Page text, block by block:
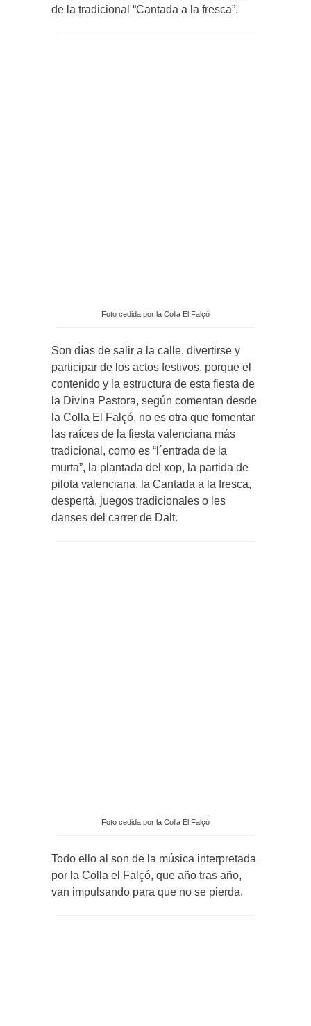
de la tradicional “Cantada a la fresca”.
Foto cedida por la Colla El Falçó
Son días de salir a la calle, divertirse y
participar de los actos festivos, porque el
contenido y la estructura de esta fiesta de
la Divina Pastora, según comentan desde
la Colla El Falçó, no es otra que fomentar
las raíces de la fiesta valenciana más
tradicional, como es “l´entrada de la
murta”, la plantada del xop, la partida de
pilota valenciana, la Cantada a la fresca,
despertà, juegos tradicionales o les
danses del carrer de Dalt.
Foto cedida por la Colla El Falçó
Todo ello al son de la música interpretada
por la Colla el Falçó, que año tras año,
van impulsando para que no se pierda.